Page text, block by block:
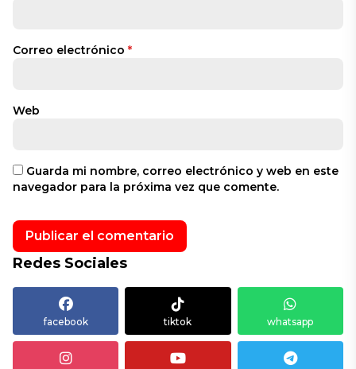
Correo electrónico *
Web
Guarda mi nombre, correo electrónico y web en este
navegador para la próxima vez que comente.
Redes Sociales
facebook tiktok whatsapp